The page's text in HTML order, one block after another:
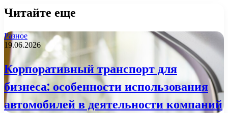
Читайте еще
Разное
19.06.2026
Корпоративный транспорт для
бизнеса: особенности использования
автомобилей в деятельности компаний